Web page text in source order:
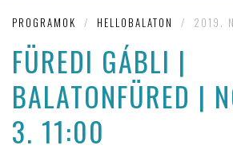
PROGRAMOK / HELLOBALATON / 2019.
FÜREDI GÁBLI |
BALATONFÜRED |
3. 11:00